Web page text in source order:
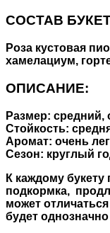
СОСТАВ
Роза кустовая
хамелациум,
ОПИСАНИЕ:
Размер:
Стойкость:
Аромат: очень
Сезон: круглый
К каждому букету
подкормка,
может
будет